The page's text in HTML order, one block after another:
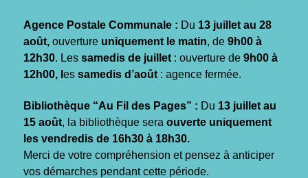
Agence Postale Communale : Du 13 juillet au 28
août, ouverture uniquement le matin, de 9h00 à
12h30. Les samedis de juillet : ouverture de 9h00 à
12h00, l es samedis d’août : agence fermée.
Bibliothèque “Au Fil des Pages” : Du 13 juillet au
15 août, la bibliothèque sera ouverte uniquement
les vendredis de 16h30 à 18h30.
Merci de votre compréhension et pensez à anticiper
vos démarches pendant cette période.